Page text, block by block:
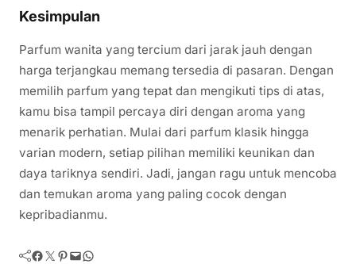
Kesimpulan
Parfum wanita yang tercium dari jarak jauh dengan
harga terjangkau memang tersedia di pasaran. Dengan
memilih parfum yang tepat dan mengikuti tips di atas,
kamu bisa tampil percaya diri dengan aroma yang
menarik perhatian. Mulai dari parfum klasik hingga
varian modern, setiap pilihan memiliki keunikan dan
daya tariknya sendiri. Jadi, jangan ragu untuk mencoba
dan temukan aroma yang paling cocok dengan
kepribadianmu.
Facebook Twitter Pinterest Mail WhatsApp